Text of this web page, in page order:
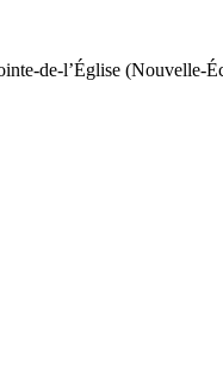
de-l’Église (Nouvelle-